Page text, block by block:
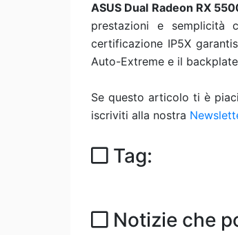
ASUS Dual Radeon RX
prestazioni e semplicità
certificazione IP5X
Auto-Extreme e il
Se questo articolo ti è
iscriviti alla nostra
Tag:
Notizie che